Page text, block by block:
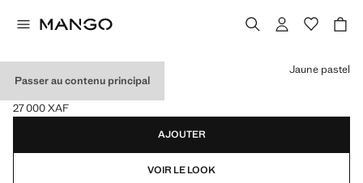
Passer au contenu principal
JUPE COTON ÉVASÉE
Prix actuel [27 000 XAF ]
27 000 XAF
Choisissez une couleur
Jaune pastel
AJOUTER
VOIR LE LOOK